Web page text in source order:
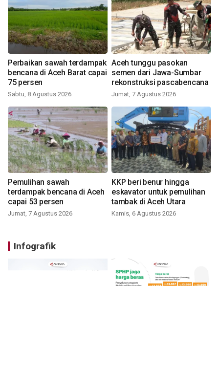
Perbaikan sawah terdampak
bencana di Aceh Barat capai
75 persen
Sabtu, 8 Agustus 2026
Aceh tunggu pasokan
semen dari Jawa-Sumbar
rekonstruksi pascabencana
Jumat, 7 Agustus 2026
Pemulihan sawah
terdampak bencana di Aceh
capai 53 persen
Jumat, 7 Agustus 2026
KKP beri benur hingga
eskavator untuk pemulihan
tambak di Aceh Utara
Kamis, 6 Agustus 2026
Infografik